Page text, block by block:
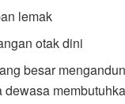
lemak
otak dini
besar
dewasa